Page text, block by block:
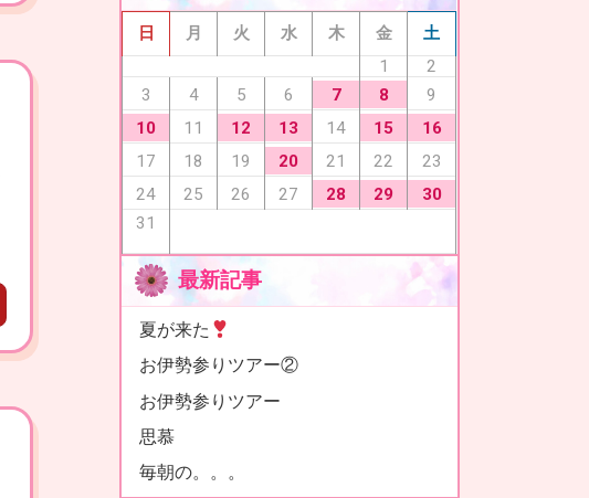
日 月 火 水 木 金
土
1
2
3
4 5 6 7 8
9
10
11 12 13 14 15
16
17
18 19 20 21 22
23
24
25 26 27 28 29
30
31
最新記事
夏が来た
お伊勢参りツアー②
お伊勢参りツアー
思慕
毎朝の。。。